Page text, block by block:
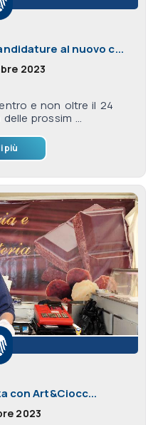
al nuovo c...
2023
e non oltre il 24
prossim ...
più
con Art&Ciocc...
2023